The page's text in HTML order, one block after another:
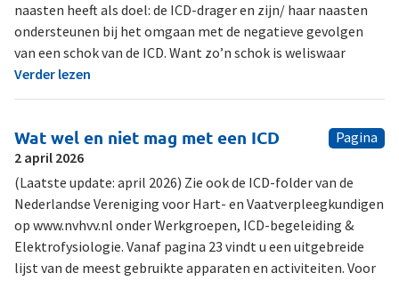
naasten heeft als doel: de ICD-drager en zijn/ haar naasten
ondersteunen bij het omgaan met de negatieve gevolgen
van een schok van de ICD. Want zo’n schok is weliswaar
Verder lezen
Pagina
Wat wel en niet mag met een ICD
2 april 2026
(Laatste update: april 2026) Zie ook de ICD-folder van de
Nederlandse Vereniging voor Hart- en Vaatverpleegkundigen
op www.nvhvv.nl onder Werkgroepen, ICD-begeleiding &
Elektrofysiologie. Vanaf pagina 23 vindt u een uitgebreide
lijst van de meest gebruikte apparaten en activiteiten. Voor